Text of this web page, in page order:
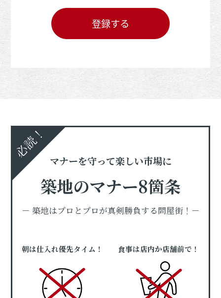
登録する
必読！
マナーを守って楽しい市場に
築地のマナー8箇条
－ 築地はプロとプロが真剣勝負する問屋街！－
朝は仕入れ優先タイム！ 食事は店内か店舗前で！